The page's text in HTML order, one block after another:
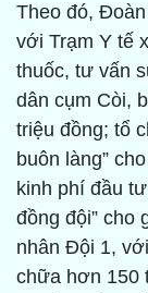
Theo đó,
với Trạm Y tế
thuốc, tư vấn
dân cụm Còi,
triệu đồng; tổ
buôn làng”
kinh phí đầu
đồng đội” cho
nhân Đội 1,
chữa hơn 150